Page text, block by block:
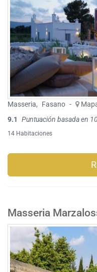
Masseria, Fasano -
9.1
Puntuación basada en
14 Habitaciones
Masseria